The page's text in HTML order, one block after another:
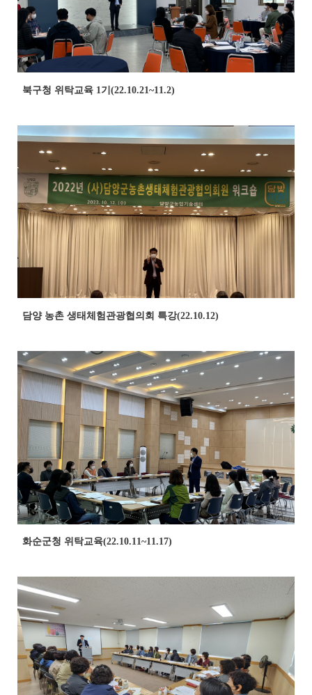
북구청 위탁교육 1기(22.10.21~11.2)
담양 농촌 생태체험관광협의회 특강(22.10.12)
화순군청 위탁교육(22.10.11~11.17)